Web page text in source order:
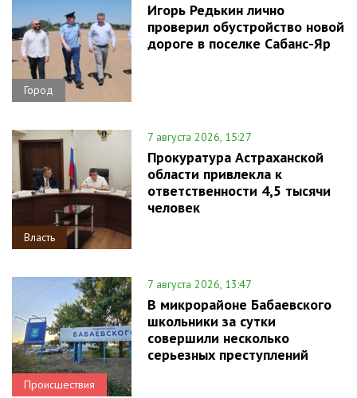
Город
Игорь Редькин лично
проверил обустройство новой
дороге в поселке Сабанс-Яр
Власть
7 августа 2026, 15:27
Прокуратура Астраханской
области привлекла к
ответственности 4,5 тысячи
человек
Происшествия
7 августа 2026, 13:47
В микрорайоне Бабаевского
школьники за сутки
совершили несколько
серьезных преступлений